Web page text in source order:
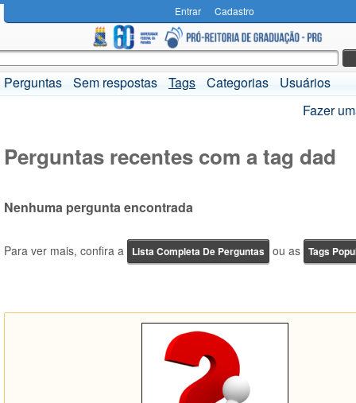
Entrar Cadastro
Perguntas Sem respostas Tags Categorias
Usuários
Fazer
Perguntas recentes com a tag dad
Nenhuma pergunta encontrada
Para ver mais, confira a Lista Completa De Perguntas ou as Tags